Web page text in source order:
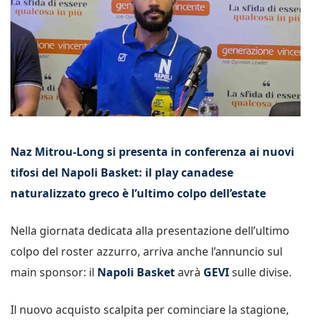
Naz Mitrou-Long si presenta in conferenza ai nuovi
tifosi del Napoli Basket: il play canadese
naturalizzato greco è l’ultimo colpo dell’estate
Nella giornata dedicata alla presentazione dell’ultimo
colpo del roster azzurro, arriva anche l’annuncio sul
main sponsor: il Napoli Basketavrà GEVIsulle divise.
Il nuovo acquisto scalpita per cominciare la stagione,